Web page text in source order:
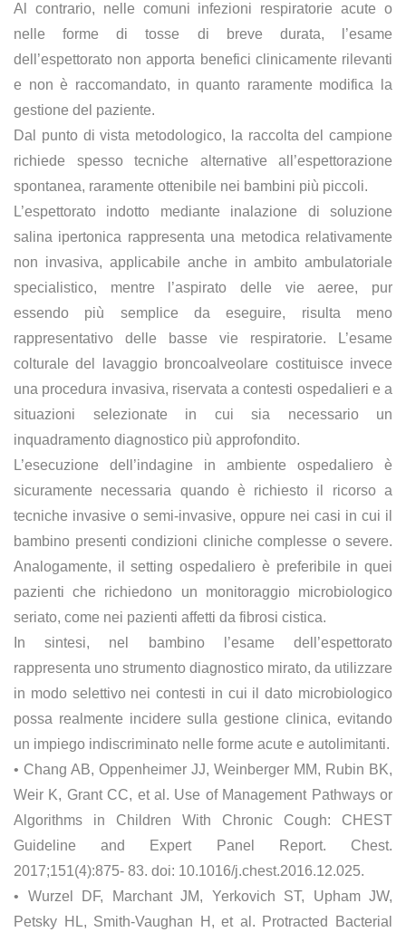
Al contrario, nelle comuni infezioni respiratorie acute o
nelle forme di tosse di breve durata, l’esame
dell’espettorato non apporta benefici clinicamente rilevanti
e non è raccomandato, in quanto raramente modifica la
gestione del paziente.
Dal punto di vista metodologico, la raccolta del campione
richiede spesso tecniche alternative all’espettorazione
spontanea, raramente ottenibile nei bambini più piccoli.
L’espettorato indotto mediante inalazione di soluzione
salina ipertonica rappresenta una metodica relativamente
non invasiva, applicabile anche in ambito ambulatoriale
specialistico, mentre l’aspirato delle vie aeree, pur
essendo più semplice da eseguire, risulta meno
rappresentativo delle basse vie respiratorie. L’esame
colturale del lavaggio broncoalveolare costituisce invece
una procedura invasiva, riservata a contesti ospedalieri e a
situazioni selezionate in cui sia necessario un
inquadramento diagnostico più approfondito.
L’esecuzione dell’indagine in ambiente ospedaliero è
sicuramente necessaria quando è richiesto il ricorso a
tecniche invasive o semi-invasive, oppure nei casi in cui il
bambino presenti condizioni cliniche complesse o severe.
Analogamente, il setting ospedaliero è preferibile in quei
pazienti che richiedono un monitoraggio microbiologico
seriato, come nei pazienti affetti da fibrosi cistica.
In sintesi, nel bambino l’esame dell’espettorato
rappresenta uno strumento diagnostico mirato, da utilizzare
in modo selettivo nei contesti in cui il dato microbiologico
possa realmente incidere sulla gestione clinica, evitando
un impiego indiscriminato nelle forme acute e autolimitanti.
• Chang AB, Oppenheimer JJ, Weinberger MM, Rubin BK,
Weir K, Grant CC, et al. Use of Management Pathways or
Algorithms in Children With Chronic Cough: CHEST
Guideline and Expert Panel Report. Chest.
2017;151(4):875- 83. doi: 10.1016/j.chest.2016.12.025.
• Wurzel DF, Marchant JM, Yerkovich ST, Upham JW,
Petsky HL, Smith-Vaughan H, et al. Protracted Bacterial